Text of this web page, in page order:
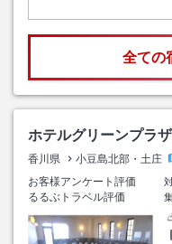
全ての
ホテルグリーンプラ
香川県 小豆島北部・土庄
お客様アンケート評価
るるぶトラベル評価